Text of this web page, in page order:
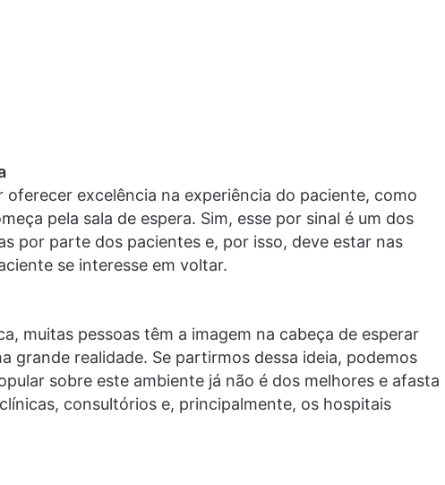
oferecer excelência na experiência do paciente, como
pela sala de espera. Sim, esse por sinal é um dos
por parte dos pacientes e, por isso, deve estar nas
se interesse em voltar.
muitas pessoas têm a imagem na cabeça de esperar
grande realidade. Se partirmos dessa ideia, podemos
sobre este ambiente já não é dos melhores e afasta
consultórios e, principalmente, os hospitais